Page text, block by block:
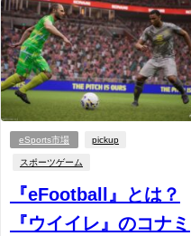
eSports市場 pickup
スポーツゲーム
『eFootball』とは？
『ウイイレ』のコナミ